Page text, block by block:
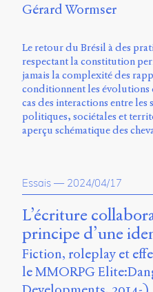
Gérard Wormser
Le retour du Brésil à des
respectant la constitution
jamais la complexité des
conditionnent les évolutions
cas des interactions entre les
politiques, sociétales et
aperçu schématique des
Essais — 2024/04/17
L’écriture
principe d’une
Fiction, roleplay et
le MMORPG